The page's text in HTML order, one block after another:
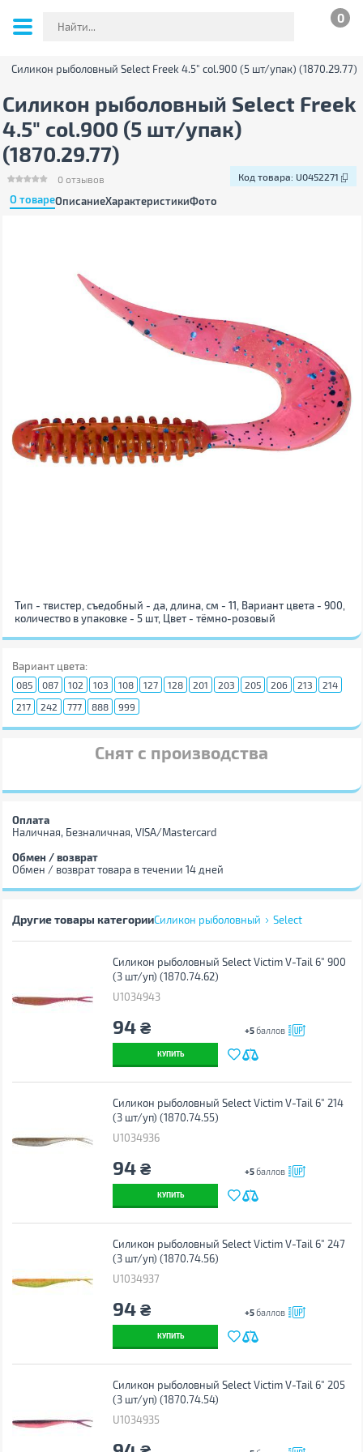
0
Силикон рыболовный Select Freek 4.5" col.900 (5 шт/упак) (1870.29.77)
Силикон рыболовный Select Freek
4.5" col.900 (5 шт/упак)
(1870.29.77)
О товареОписаниеХарактеристикиФото
0отзывов Код товара: U0452271
Тип - твистер, съедобный - да, длина, см - 11, Вариант цвета - 900,
количество в упаковке - 5 шт, Цвет - тёмно-розовый
Вариант цвета:
085 087 102 103 108 127 128 201 203 205 206 213
214
217
242 777 888 999
Снят с производства
Оплата
Наличная, Безналичная, VISA/Mastercard
Обмен / возврат
Обмен / возврат товара в течении 14 дней
Другие товары категорииСиликон рыболовный Select
Силикон рыболовный Select Victim V-Tail 6" 900
(3 шт/уп) (1870.74.62)
U1034943
94 ₴ +5баллов
КУПИТЬ
Силикон рыболовный Select Victim V-Tail 6" 214
(3 шт/уп) (1870.74.55)
U1034936
94 ₴ +5баллов
КУПИТЬ
Силикон рыболовный Select Victim V-Tail 6" 247
(3 шт/уп) (1870.74.56)
U1034937
94 ₴ +5баллов
КУПИТЬ
Силикон рыболовный Select Victim V-Tail 6" 205
(3 шт/уп) (1870.74.54)
U1034935